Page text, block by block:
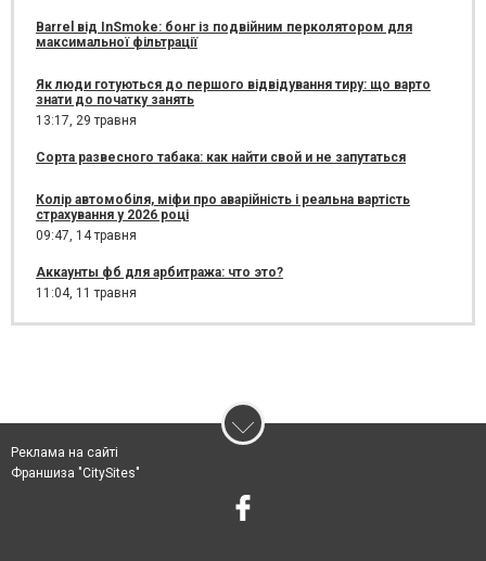
Barrel від InSmoke: бонг із подвійним перколятором для
максимальної фільтрації
Як люди готуються до першого відвідування тиру: що варто
знати до початку занять
13:17, 29 травня
Сорта развесного табака: как найти свой и не запутаться
Колір автомобіля, міфи про аварійність і реальна вартість
страхування у 2026 році
09:47, 14 травня
Аккаунты фб для арбитража: что это?
11:04, 11 травня
Реклама на сайті
Франшиза "CitySites"